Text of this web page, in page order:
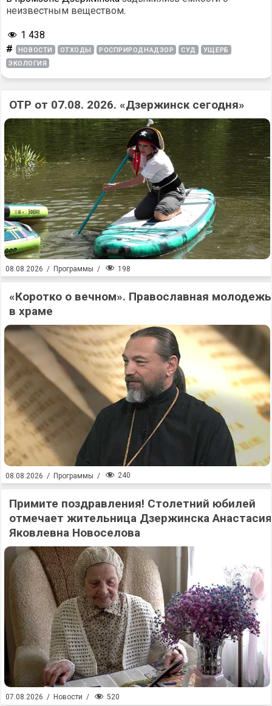
неизвестным веществом.
1 438
# НОВОСТИ ОТХОДЫ РОСПРИРОДНАДЗОР СУД
УЩЕРБ
ЭКОЛОГИЯ
ОТР от 07.08. 2026. «Дзержинск сегодня»
08.08.2026 / Программы / 198
«Коротко о вечном». Православная молодежь
в храме
08.08.2026 / Программы / 240
Примите поздравления! Столетний юбилей
отмечает жительница Дзержинска Анастасия
Яковлевна Новоселова
07.08.2026 / Новости / 520